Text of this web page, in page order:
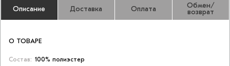
Описание Доставка Оплата Обмен/
возврат
О ТОВАРЕ
Состав: 100% полиэстер